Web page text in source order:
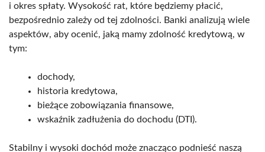
i okres spłaty. Wysokość rat, które będziemy płacić,
bezpośrednio zależy od tej zdolności. Banki analizują wiele
aspektów, aby ocenić, jaką mamy zdolność kredytową, w
tym:
dochody,
historia kredytowa,
bieżące zobowiązania finansowe,
wskaźnik zadłużenia do dochodu (DTI).
Stabilny i wysoki dochód może znacząco podnieść naszą